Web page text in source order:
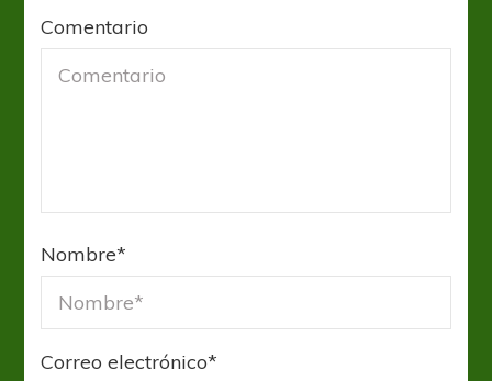
Comentario
Nombre*
Correo electrónico*